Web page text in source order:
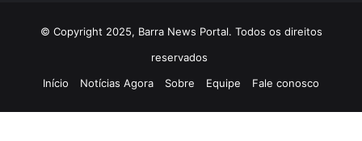
© Copyright 2025, Barra News Portal. Todos os direitos
reservados
Início
Notícias Agora Sobre Equipe Fale conosco